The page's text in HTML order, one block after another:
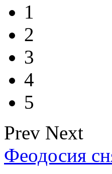
1
2
3
4
5
Prev Next
Феодосия